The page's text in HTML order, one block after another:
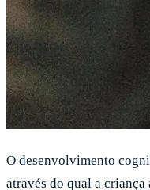
O desenvolvimento
através do qual a criança